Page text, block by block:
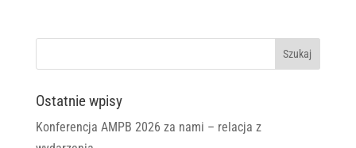
Ostatnie wpisy
Konferencja AMPB 2026 za nami – relacja z